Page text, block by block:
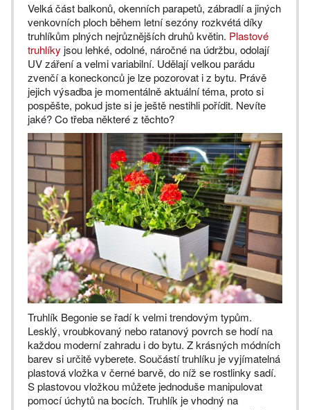
Velká část balkonů, okenních parapetů, zábradlí a jiných
venkovních ploch během letní sezóny rozkvétá díky
truhlíkům plných nejrůznějších druhů květin. Plastové
truhlíky jsou lehké, odolné, náročné na údržbu, odolají
UV záření a velmi variabilní. Udělají velkou parádu
zvenčí a koneckonců je lze pozorovat i z bytu. Právě
jejich výsadba je momentálně aktuální téma, proto si
pospěšte, pokud jste si je ještě nestihli pořídit. Nevíte
jaké? Co třeba některé z těchto?
Truhlík Begonie se řadí k velmi trendovým typům.
Lesklý, vroubkovaný nebo ratanový povrch se hodí na
každou moderní zahradu i do bytu. Z krásných módních
barev si určitě vyberete. Součástí truhlíku je vyjímatelná
plastová vložka v černé barvě, do níž se rostlinky sadí.
S plastovou vložkou můžete jednoduše manipulovat
pomocí úchytů na bocích. Truhlík je vhodný na